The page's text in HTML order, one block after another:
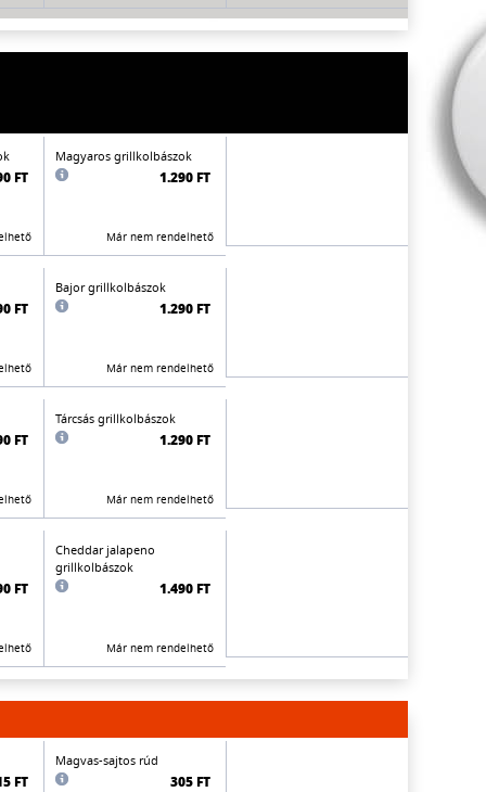
FT
Magyaros grillkolbászok
1.290 FT
Már nem rendelhető
FT
Bajor grillkolbászok
1.290 FT
Már nem rendelhető
FT
Tárcsás grillkolbászok
1.290 FT
Már nem rendelhető
FT
Cheddar jalapeno
grillkolbászok
1.490 FT
Már nem rendelhető
FT
Magvas-sajtos rúd
305 FT